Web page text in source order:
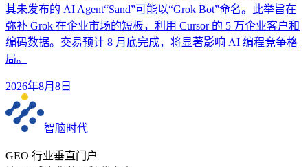
其未发布的 AI Agent“Sand”可能以“Grok Bot”命名。此举旨在
弥补 Grok 在企业市场的短板，利用 Cursor 的 5 万企业客户和
编码数据。交易预计 8 月底完成，将显著影响 AI 编程竞争格
局。
2026年8月8日
智脑时代
GEO 行业垂直门户